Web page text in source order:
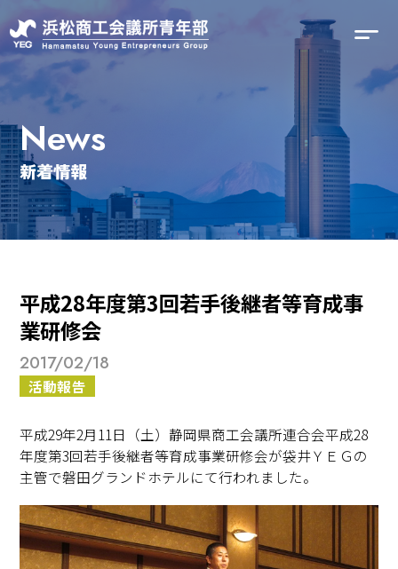
News
新着情報
平成28年度第3回若手後継者等育成事
業研修会
2017/02/18
活動報告
平成29年2月11日（土）静岡県商工会議所連合会平成28
年度第3回若手後継者等育成事業研修会が袋井ＹＥＧの
主管で磐田グランドホテルにて行われました。